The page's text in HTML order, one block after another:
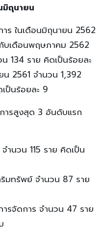
มิถุนายน
ร ในเดือนมิถุนายน 2562
บเดือนพฤษภาคม 2562
134 ราย คิดเป็นร้อยละ
น 2561 จำนวน 1,392
ป็นร้อยละ 9
ารสูงสุด 3 อันดับแรก
ำนวน 115 ราย คิดเป็น
มทรัพย์ จำนวน 87 ราย
ารจัดการ จำนวน 47 ราย